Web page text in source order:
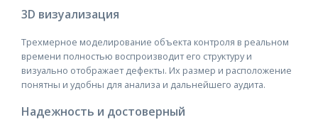
3D визуализация
Трехмерное моделирование объекта контроля в реальном
времени полностью воспроизводит его структуру и
визуально отображает дефекты. Их размер и расположение
понятны и удобны для анализа и дальнейшего аудита.
Надежность и достоверный